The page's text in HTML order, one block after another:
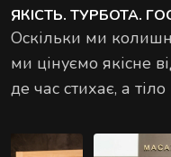
ЯКІСТЬ. ТУРБОТА.
Оскільки ми
ми цінуємо якісне
де час стихає, а
1, Київ
ШКОЛА
відновлення тіла.